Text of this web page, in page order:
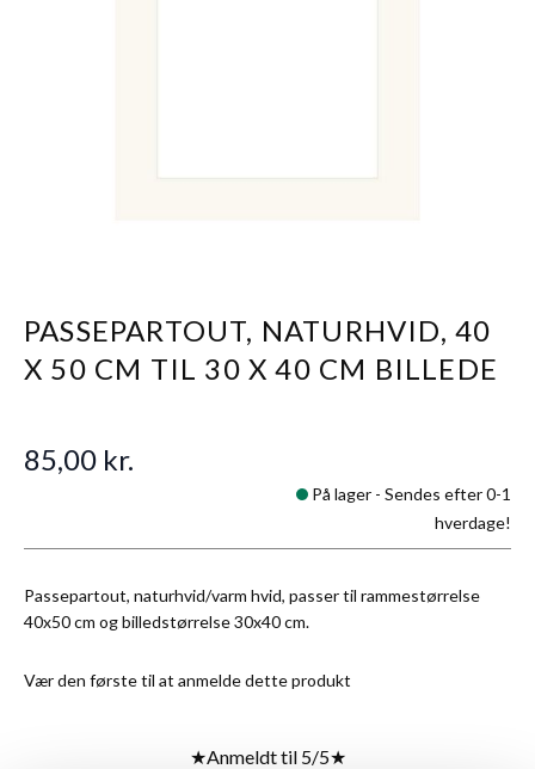
PASSEPARTOUT, NATURHVID, 40
X 50 CM TIL 30 X 40 CM BILLEDE
Passepartout, naturhvid/varm hvid, passer til rammestørrelse
40x50 cm og billedstørrelse 30x40 cm.
Vær den første til at anmelde dette produkt
85,00 kr.
På lager - Sendes efter 0-1
hverdage!
★Anmeldt til 5/5★